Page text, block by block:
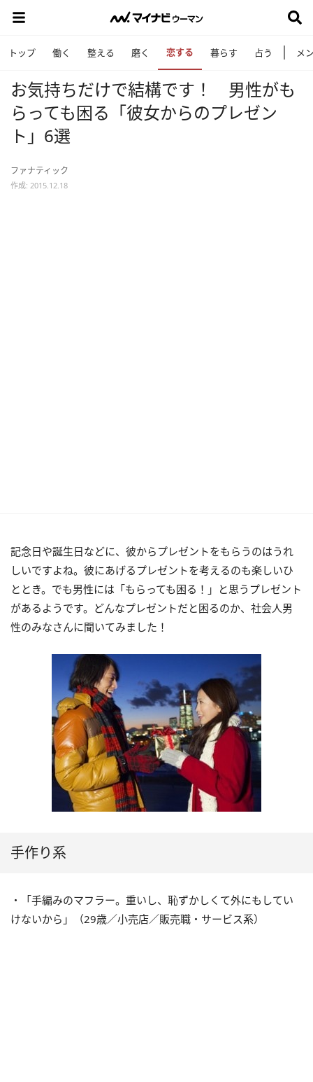
トップ 働く 整える 磨く 恋する 暮らす 占う メ
お気持ちだけで結構です！ 男性がも
らっても困る「彼女からのプレゼン
ト」6選
ファナティック
作成: 2015.12.18
記念日や誕生日などに、彼からプレゼントをもらうのはうれ
しいですよね。彼にあげるプレゼントを考えるのも楽しいひ
ととき。でも男性には「もらっても困る！」と思うプレゼント
があるようです。どんなプレゼントだと困るのか、社会人男
性のみなさんに聞いてみました！
手作り系
・「手編みのマフラー。重いし、恥ずかしくて外にもしてい
けないから」（29歳／小売店／販売職・サービス系）